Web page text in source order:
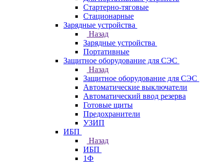
Стартерно-тяговые
Стационарные
Зарядные устройства
Назад
Зарядные устройства
Портативные
Защитное оборудование для СЭС
Назад
Защитное оборудование для СЭС
Автоматические выключатели
Автоматический ввод резерва
Готовые щиты
Предохранители
УЗИП
ИБП
Назад
ИБП
1Ф